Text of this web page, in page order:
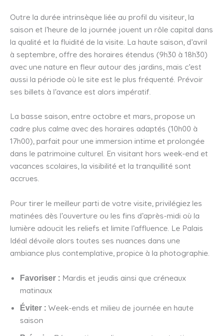
Outre la durée intrinsèque liée au profil du visiteur, la
saison et l’heure de la journée jouent un rôle capital dans
la qualité et la fluidité de la visite. La haute saison, d’avril
à septembre, offre des horaires étendus (9h30 à 18h30)
avec une nature en fleur autour des jardins, mais c’est
aussi la période où le site est le plus fréquenté. Prévoir
ses billets à l’avance est alors impératif.
La basse saison, entre octobre et mars, propose un
cadre plus calme avec des horaires adaptés (10h00 à
17h00), parfait pour une immersion intime et prolongée
dans le patrimoine culturel. En visitant hors week-end et
vacances scolaires, la visibilité et la tranquillité sont
accrues.
Pour tirer le meilleur parti de votre visite, privilégiez les
matinées dès l’ouverture ou les fins d’après-midi où la
lumière adoucit les reliefs et limite l’affluence. Le Palais
Idéal dévoile alors toutes ses nuances dans une
ambiance plus contemplative, propice à la photographie.
Favoriser : Mardis et jeudis ainsi que créneaux
matinaux
Éviter : Week-ends et milieu de journée en haute
saison